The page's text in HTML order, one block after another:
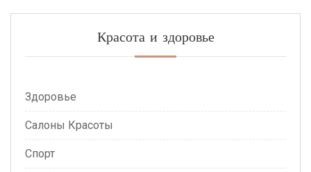
Красота и здоровье
Здоровье
Салоны Красоты
Спорт